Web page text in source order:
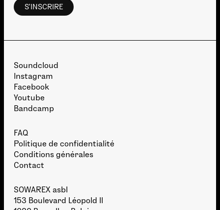
Soundcloud
Instagram
Facebook
Youtube
Bandcamp
FAQ
Politique de confidentialité
Conditions générales
Contact
SOWAREX asbl
153 Boulevard Léopold II